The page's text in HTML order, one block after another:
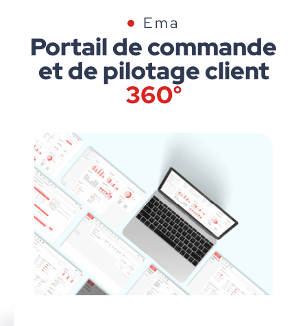
Ema
Portail de commande
et de pilotage client
360°